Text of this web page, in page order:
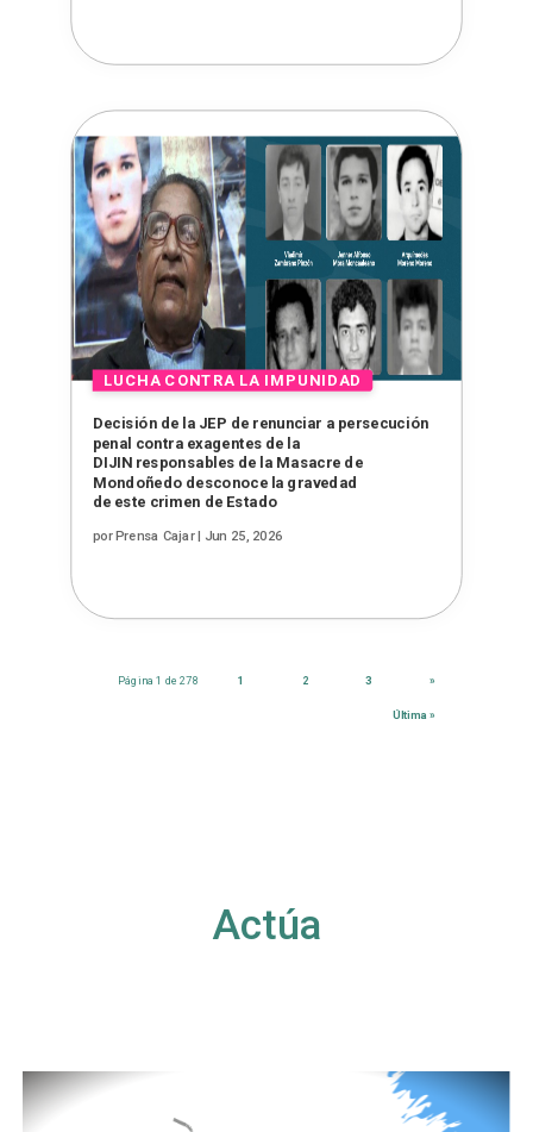
Decisión de la JEP de renunciar a persecución
penal contra exagentes de la
DIJIN responsables de la Masacre de
Mondoñedo desconoce la gravedad
de este crimen de Estado
porPrensa Cajar| Jun 25, 2026
Página 1 de 278 1 2 3 »
Última »
Actúa